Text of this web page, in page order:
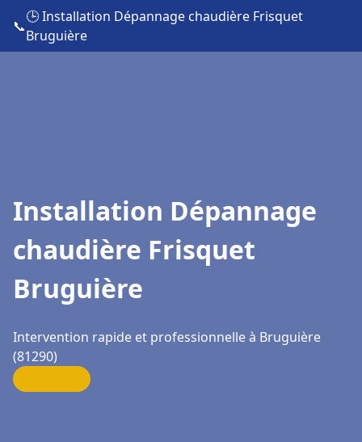
📞
🕒 Installation Dépannage chaudière Frisquet
Bruguière
Installation Dépannage
chaudière Frisquet
Bruguière
Intervention rapide et professionnelle à Bruguière
(81290)